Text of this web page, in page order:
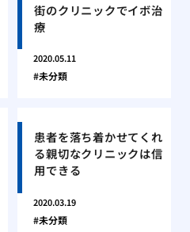
街のクリニックでイボ治
療
2020.05.11
未分類
患者を落ち着かせてくれ
る親切なクリニックは信
用できる
2020.03.19
未分類